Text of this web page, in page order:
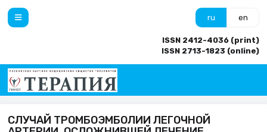
ru en
ISSN 2412-4036 (print)
ISSN 2713-1823 (online)
СЛУЧАЙ ТРОМБОЭМБОЛИИ ЛЕГОЧНОЙ